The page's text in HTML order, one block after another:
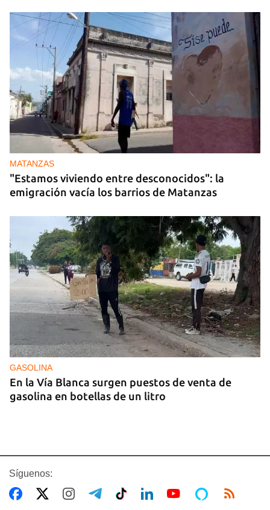
MATANZAS
"Estamos viviendo entre desconocidos": la
emigración vacía los barrios de Matanzas
GASOLINA
En la Vía Blanca surgen puestos de venta de
gasolina en botellas de un litro
Síguenos: